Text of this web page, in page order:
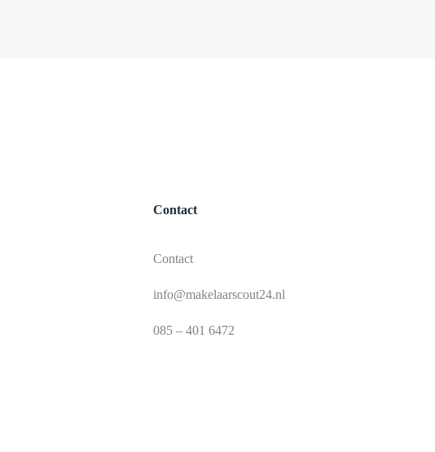
Contact
Contact
info@makelaarscout24.nl
085 – 401 6472